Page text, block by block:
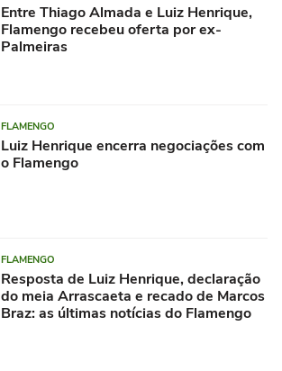
Entre Thiago Almada e Luiz Henrique,
Flamengo recebeu oferta por ex-
Palmeiras
FLAMENGO
Luiz Henrique encerra negociações com
o Flamengo
FLAMENGO
Resposta de Luiz Henrique, declaração
do meia Arrascaeta e recado de Marcos
Braz: as últimas notícias do Flamengo